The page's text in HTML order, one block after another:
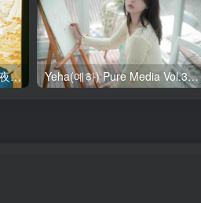
玉汇(yuuhui&Kokuhui) 唐宫夜宴 [136P-1.47GB] Yeha(예하) Pure Media Vol.321 Your Majesty [119P-145MB]